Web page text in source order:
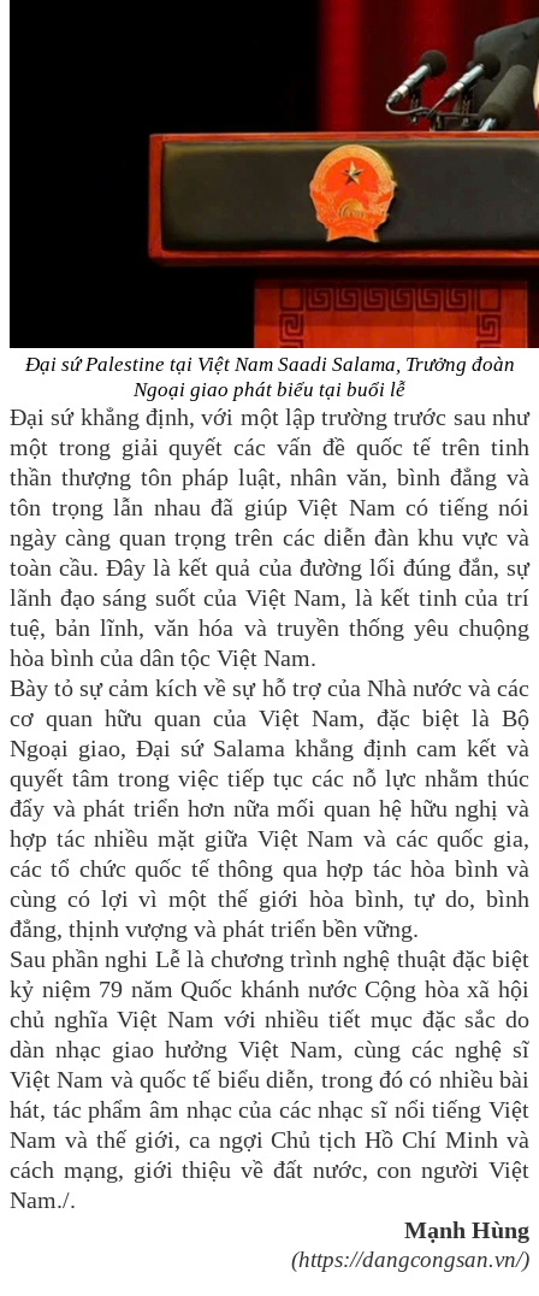
Đại sứ Palestine tại Việt Nam Saadi Salama, Trưởng đoàn
Ngoại giao phát biểu tại buổi lễ
Đại sứ khẳng định, với một lập trường trước sau như
một trong giải quyết các vấn đề quốc tế trên tinh
thần thượng tôn pháp luật, nhân văn, bình đẳng và
tôn trọng lẫn nhau đã giúp Việt Nam có tiếng nói
ngày càng quan trọng trên các diễn đàn khu vực và
toàn cầu. Đây là kết quả của đường lối đúng đắn, sự
lãnh đạo sáng suốt của Việt Nam, là kết tinh của trí
tuệ, bản lĩnh, văn hóa và truyền thống yêu chuộng
hòa bình của dân tộc Việt Nam.
Bày tỏ sự cảm kích về sự hỗ trợ của Nhà nước và các
cơ quan hữu quan của Việt Nam, đặc biệt là Bộ
Ngoại giao, Đại sứ Salama khẳng định cam kết và
quyết tâm trong việc tiếp tục các nỗ lực nhằm thúc
đẩy và phát triển hơn nữa mối quan hệ hữu nghị và
hợp tác nhiều mặt giữa Việt Nam và các quốc gia,
các tổ chức quốc tế thông qua hợp tác hòa bình và
cùng có lợi vì một thế giới hòa bình, tự do, bình
đẳng, thịnh vượng và phát triển bền vững.
Sau phần nghi Lễ là chương trình nghệ thuật đặc biệt
kỷ niệm 79 năm Quốc khánh nước Cộng hòa xã hội
chủ nghĩa Việt Nam với nhiều tiết mục đặc sắc do
dàn nhạc giao hưởng Việt Nam, cùng các nghệ sĩ
Việt Nam và quốc tế biểu diễn, trong đó có nhiều bài
hát, tác phẩm âm nhạc của các nhạc sĩ nổi tiếng Việt
Nam và thế giới, ca ngợi Chủ tịch Hồ Chí Minh và
cách mạng, giới thiệu về đất nước, con người Việt
Nam./.
Mạnh Hùng
(https://dangcongsan.vn/)